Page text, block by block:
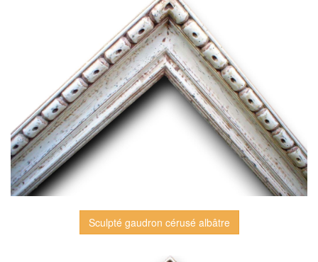
Sculpté gaudron cérusé albâtre